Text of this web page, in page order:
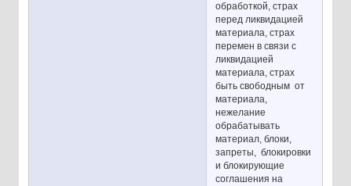
обработкой, страх
перед ликвидацией
материала, страх
перемен в связи с
ликвидацией
материала, страх
быть свободным от
материала,
нежелание
обрабатывать
материал, блоки,
запреты, блокировки
и блокирующие
соглашения на